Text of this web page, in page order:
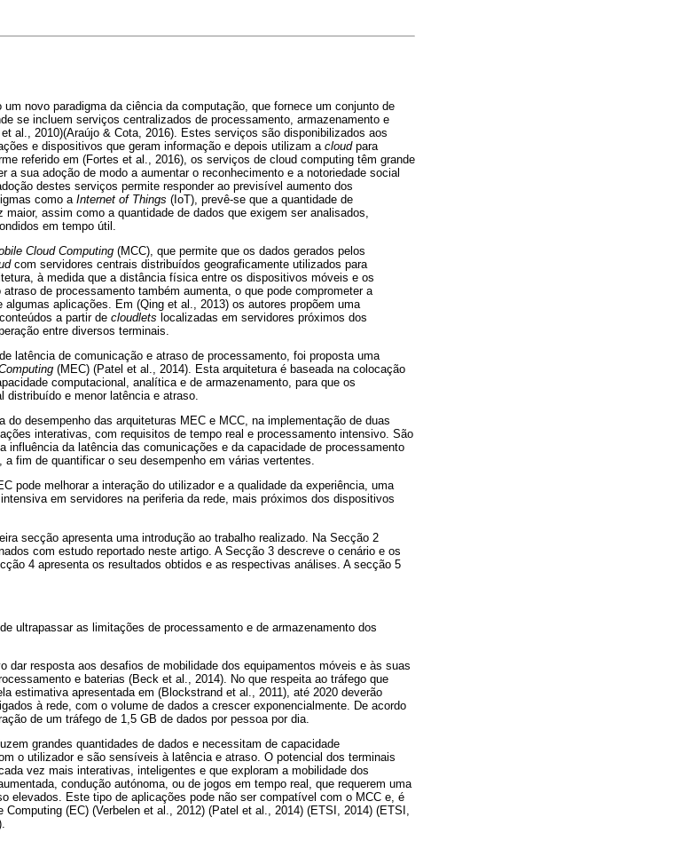
um novo paradigma da ciência da computação, que fornece um conjunto de
se incluem serviços centralizados de processamento, armazenamento e
al., 2010)(Araújo & Cota, 2016). Estes serviços são disponibilizados aos
e dispositivos que geram informação e depois utilizam a cloud para
referido em (Fortes et al., 2016), os serviços de cloud computing têm grande
a sua adoção de modo a aumentar o reconhecimento e a notoriedade social
destes serviços permite responder ao previsível aumento dos
como a Internet of Things (IoT), prevê-se que a quantidade de
assim como a quantidade de dados que exigem ser analisados,
em tempo útil.
Cloud Computing (MCC), que permite que os dados gerados pelos
com servidores centrais distribuídos geograficamente utilizados para
à medida que a distância física entre os dispositivos móveis e os
de processamento também aumenta, o que pode comprometer a
aplicações. Em (Qing et al., 2013) os autores propõem uma
a partir de cloudlets localizadas em servidores próximos dos
entre diversos terminais.
latência de comunicação e atraso de processamento, foi proposta uma
(MEC) (Patel et al., 2014). Esta arquitetura é baseada na colocação
computacional, analítica e de armazenamento, para que os
e menor latência e atraso.
do desempenho das arquiteturas MEC e MCC, na implementação de duas
interativas, com requisitos de tempo real e processamento intensivo. São
influência da latência das comunicações e da capacidade de processamento
fim de quantificar o seu desempenho em várias vertentes.
pode melhorar a interação do utilizador e a qualidade da experiência, uma
em servidores na periferia da rede, mais próximos dos dispositivos
secção apresenta uma introdução ao trabalho realizado. Na Secção 2
com estudo reportado neste artigo. A Secção 3 descreve o cenário e os
4 apresenta os resultados obtidos e as respectivas análises. A secção 5
ultrapassar as limitações de processamento e de armazenamento dos
dar resposta aos desafios de mobilidade dos equipamentos móveis e às suas
e baterias (Beck et al., 2014). No que respeita ao tráfego que
estimativa apresentada em (Blockstrand et al., 2011), até 2020 deverão
à rede, com o volume de dados a crescer exponencialmente. De acordo
de um tráfego de 1,5 GB de dados por pessoa por dia.
grandes quantidades de dados e necessitam de capacidade
o utilizador e são sensíveis à latência e atraso. O potencial dos terminais
vez mais interativas, inteligentes e que exploram a mobilidade dos
condução autónoma, ou de jogos em tempo real, que requerem uma
elevados. Este tipo de aplicações pode não ser compatível com o MCC e, é
(EC) (Verbelen et al., 2012) (Patel et al., 2014) (ETSI, 2014) (ETSI,